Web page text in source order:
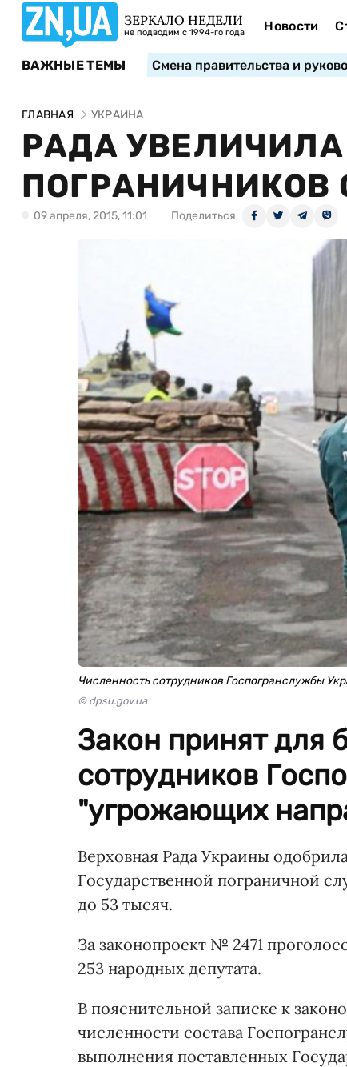
ЗЕРКАЛО НЕДЕЛИ
не подводим с 1994-го года Новости
ВАЖНЫЕ ТЕМЫ Смена правительства и
ГЛАВНАЯ УКРАИНА
РАДА
ПОГРАНИЧНИКОВ
09 апреля, 2015, 11:01 Поделиться
Численность сотрудников Госпогранслужбы
© dpsu.gov.ua
Закон принят для
сотрудников
"угрожающих
Верховная Рада Украины
Государственной пограничной
до 53 тысяч.
За законопроект № 2471
253 народных депутата.
В пояснительной записке к
численности состава
выполнения поставленных